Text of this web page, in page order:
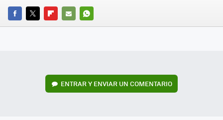
FACEBOOK
TWITTERFLIPBOARD
E-
WHATSAPP
ENTRAR Y ENVIAR UN COMENTARIO